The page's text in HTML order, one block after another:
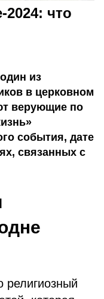
2024: что
из
в церковном
верующие по
события, дате
связанных с
религиозный